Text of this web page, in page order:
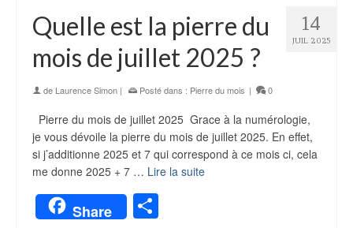
14
JUIL 2025
Quelle est la pierre du
mois de juillet 2025 ?
de Laurence Simon | Posté dans : Pierre du mois | 0
Pierre du mois de juillet 2025 Grace à la numérologie,
je vous dévoile la pierre du mois de juillet 2025. En effet,
si j’additionne 2025 et 7 qui correspond à ce mois ci, cela
me donne 2025 + 7 … Lire la suite
Share